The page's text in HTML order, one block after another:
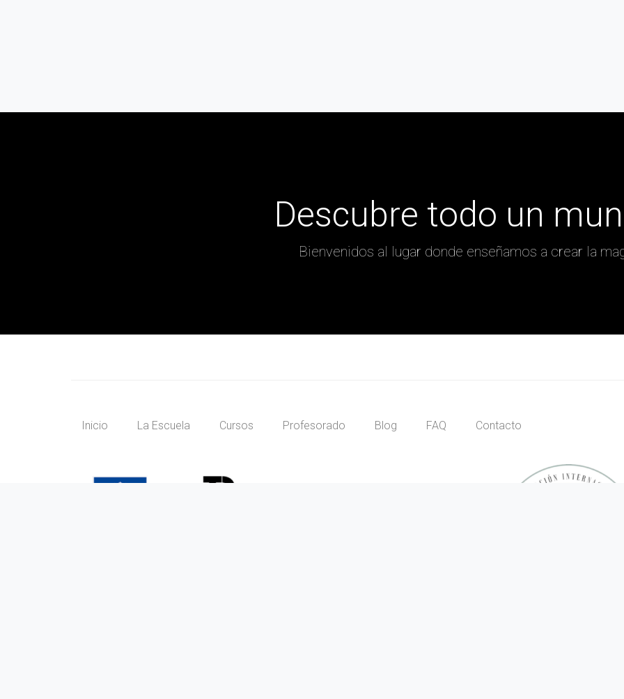
Descubre todo un
Bienvenidos al lugar donde enseñamos a crear la
Inicio La Escuela Cursos Profesorado Blog FAQ Contacto